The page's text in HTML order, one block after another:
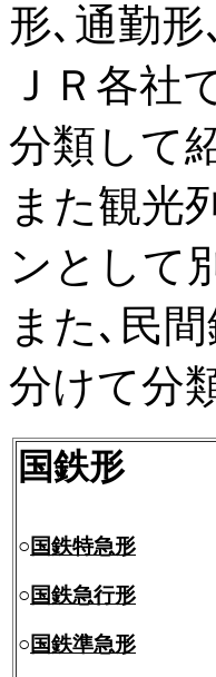
形､通勤
ＪＲ各社
分類して
また観光
ンとして
また､民
分けて分
国鉄形
○国鉄特急形
○国鉄急行形
○国鉄準急形